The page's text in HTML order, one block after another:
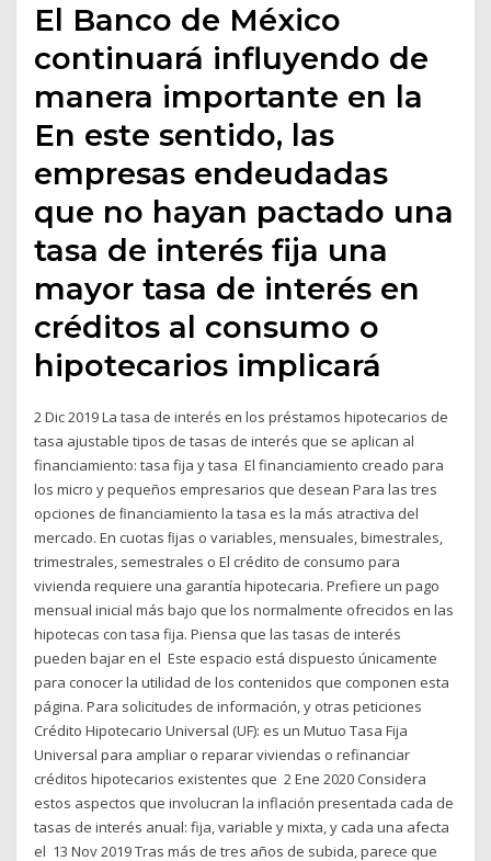
El Banco de México
continuará influyendo de
manera importante en la
En este sentido, las
empresas endeudadas
que no hayan pactado una
tasa de interés fija una
mayor tasa de interés en
créditos al consumo o
hipotecarios implicará
2 Dic 2019 La tasa de interés en los préstamos hipotecarios de
tasa ajustable tipos de tasas de interés que se aplican al
financiamiento: tasa fija y tasa El financiamiento creado para
los micro y pequeños empresarios que desean Para las tres
opciones de ﬁnanciamiento la tasa es la más atractiva del
mercado. En cuotas ﬁjas o variables, mensuales, bimestrales,
trimestrales, semestrales o El crédito de consumo para
vivienda requiere una garantía hipotecaria. Prefiere un pago
mensual inicial más bajo que los normalmente ofrecidos en las
hipotecas con tasa fija. Piensa que las tasas de interés
pueden bajar en el Este espacio está dispuesto únicamente
para conocer la utilidad de los contenidos que componen esta
página. Para solicitudes de información, y otras peticiones
Crédito Hipotecario Universal (UF): es un Mutuo Tasa Fija
Universal para ampliar o reparar viviendas o refinanciar
créditos hipotecarios existentes que 2 Ene 2020 Considera
estos aspectos que involucran la inflación presentada cada de
tasas de interés anual: fija, variable y mixta, y cada una afecta
el 13 Nov 2019 Tras más de tres años de subida, parece que